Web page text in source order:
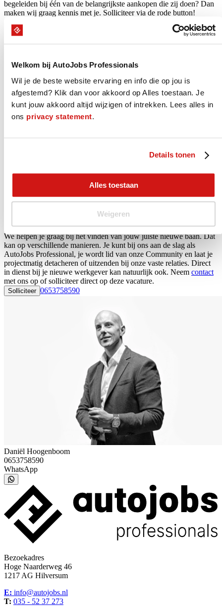
Welkom bij AutoJobs Professionals
Wil je de beste website ervaring en info die op jou is
afgestemd? Klik dan voor akkoord op Alles toestaan. Je
kunt jouw akkoord altijd wijzigen of intrekken. Lees alles in
ons privacy statement.
Details tonen
Alles toestaan
Weigeren
begeleiden bij één van de belangrijkste aankopen die zij doen? Dan
maken wij graag kennis met je. Solliciteer via de rode button!
Wie zoeken wij
Passie voor auto's
Jouw arbeidsvoorwaarden
€ 3.320 - € 4.600 bruto per maand*
24 vakantiedagen*
8,00% vakantiegeld
pensioeninleg 24,9% (70% rekening werkgever!)
Wat we voor je doen
We helpen je graag bij het vinden van jouw juiste nieuwe baan. Dat
kan op verschillende manieren. Je kunt bij ons aan de slag als
AutoJobs Professional, je wordt lid van onze Community en laat je
projectmatig detacheren of uitzenden bij onze vaste relaties. Direct
in dienst bij je nieuwe werkgever kan natuurlijk ook. Neem contact
met ons op of solliciteer direct op deze vacature.
Solliciteer 0653758590
Daniël Hoogenboom
0653758590
WhatsApp
Bezoekadres
Hoge Naarderweg 46
1217 AG Hilversum
E: info@autojobs.nl
T: 035 - 52 37 273